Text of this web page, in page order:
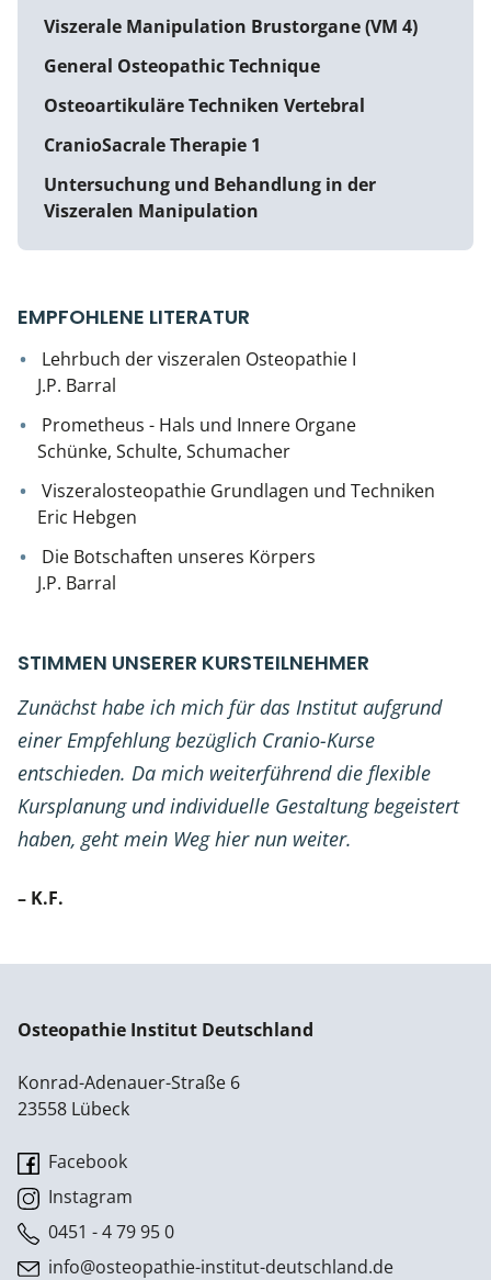
Viszerale Manipulation Brustorgane (VM 4)
General Osteopathic Technique
Osteoartikuläre Techniken Vertebral
CranioSacrale Therapie 1
Untersuchung und Behandlung in der
Viszeralen Manipulation
EMPFOHLENE LITERATUR
Lehrbuch der viszeralen Osteopathie I
J.P. Barral
Prometheus - Hals und Innere Organe
Schünke, Schulte, Schumacher
Viszeralosteopathie Grundlagen und Techniken
Eric Hebgen
Die Botschaften unseres Körpers
J.P. Barral
STIMMEN UNSERER KURSTEILNEHMER
Zunächst habe ich mich für das Institut aufgrund
einer Empfehlung bezüglich Cranio-Kurse
entschieden. Da mich weiterführend die flexible
Kursplanung und individuelle Gestaltung begeistert
haben, geht mein Weg hier nun weiter.
– K.F.
Osteopathie Institut Deutschland
Konrad-Adenauer-Straße 6
23558 Lübeck
Facebook
Instagram
0451 - 4 79 95 0
info@osteopathie-institut-deutschland.de